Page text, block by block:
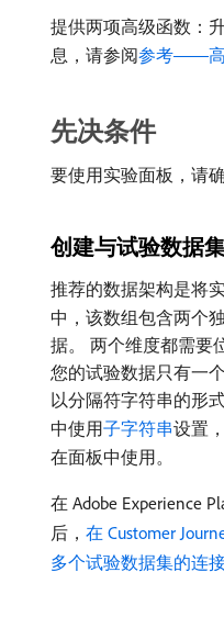
提供两项高级函数：
息，请参阅参考——高
先决条件
要使用实验面板，请
创建与试验数据
推荐的数据架构是将
中，该数组包含两个
据。 两个维度都需要
您的试验数据只有一
以分隔符字符串的形
中使用子字符串设置
在面板中使用。
在 Adobe Experience
后， 在 Customer
多个试验数据集的连